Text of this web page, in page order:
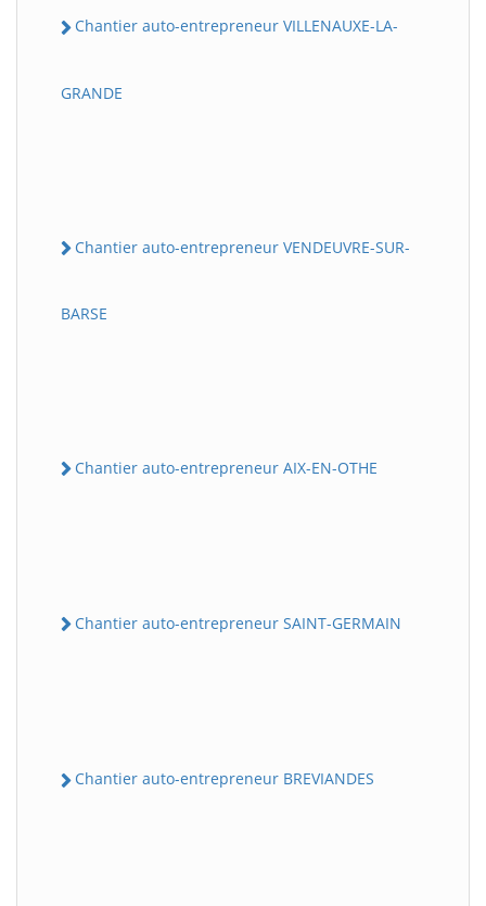
Chantier auto-entrepreneur VILLENAUXE-LA-
GRANDE
Chantier auto-entrepreneur VENDEUVRE-SUR-
BARSE
Chantier auto-entrepreneur AIX-EN-OTHE
Chantier auto-entrepreneur SAINT-GERMAIN
Chantier auto-entrepreneur BREVIANDES